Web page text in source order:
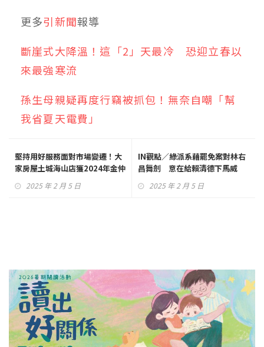
更多引新聞報導
斷崖式大降溫！這「2」天最冷 恐迎立春以
來最強寒流
孫生母親疑再度行竊被抓包！無奈自嘲「幫
我省夏天電費」
堅持用好服務面對市場變遷！大
家房屋土城海山店獲2024年金仲
2025 年 2 月 5 日
IN觀點／綠派系藉罷免案對林右
昌舞劍 意在給賴清德下馬威
2025 年 2 月 5 日